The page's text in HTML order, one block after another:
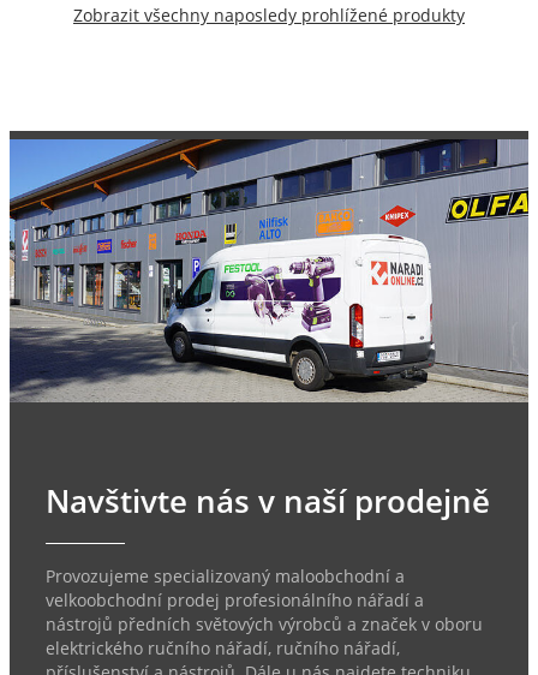
Zobrazit všechny naposledy prohlížené produkty
Navštivte nás v naší prodejně
Provozujeme specializovaný maloobchodní a
velkoobchodní prodej profesionálního nářadí a
nástrojů předních světových výrobců a značek v oboru
elektrického ručního nářadí, ručního nářadí,